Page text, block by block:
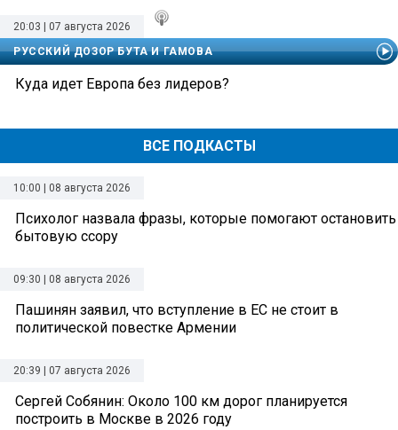
ВСЕ ПОДКАСТЫ
20:03 | 07 августа 2026
РУССКИЙ ДОЗОР БУТА И ГАМОВА
Куда идет Европа без лидеров?
10:00 | 08 августа 2026
Психолог назвала фразы, которые помогают остановить
бытовую ссору
09:30 | 08 августа 2026
Пашинян заявил, что вступление в ЕС не стоит в
политической повестке Армении
20:39 | 07 августа 2026
Сергей Собянин: Около 100 км дорог планируется
построить в Москве в 2026 году